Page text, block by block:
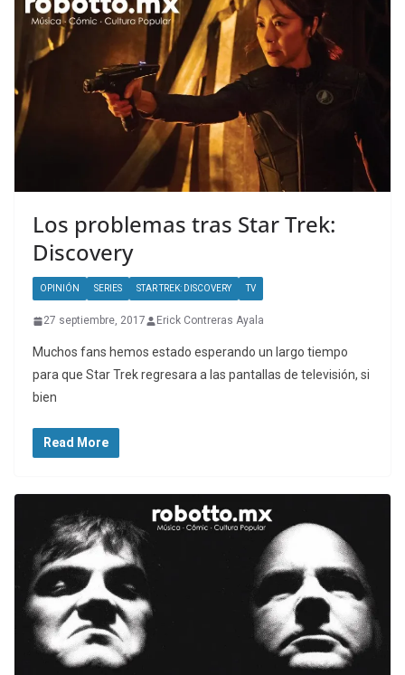
Los problemas tras Star Trek:
Discovery
OPINIÓN SERIES STAR TREK: DISCOVERY TV
27 septiembre, 2017 Erick Contreras Ayala
Muchos fans hemos estado esperando un largo tiempo
para que Star Trek regresara a las pantallas de televisión, si
bien
Read More